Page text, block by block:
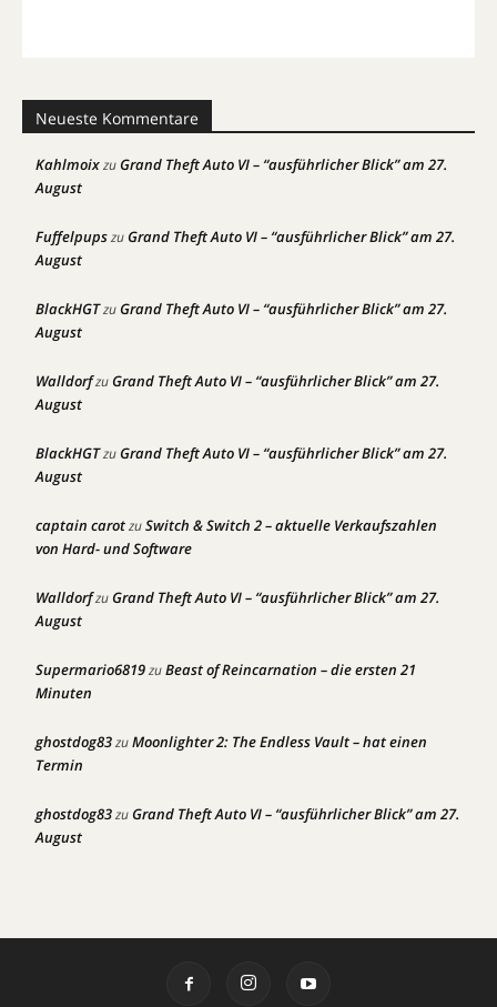
Neueste Kommentare
KahlmoixzuGrand Theft Auto VI – “ausführlicher Blick” am 27.
August
FuffelpupszuGrand Theft Auto VI – “ausführlicher Blick” am 27.
August
BlackHGTzuGrand Theft Auto VI – “ausführlicher Blick” am 27.
August
WalldorfzuGrand Theft Auto VI – “ausführlicher Blick” am 27.
August
BlackHGTzuGrand Theft Auto VI – “ausführlicher Blick” am 27.
August
captain carotzuSwitch & Switch 2 – aktuelle Verkaufszahlen
von Hard- und Software
WalldorfzuGrand Theft Auto VI – “ausführlicher Blick” am 27.
August
Supermario6819zuBeast of Reincarnation – die ersten 21
Minuten
ghostdog83zuMoonlighter 2: The Endless Vault – hat einen
Termin
ghostdog83zuGrand Theft Auto VI – “ausführlicher Blick” am 27.
August